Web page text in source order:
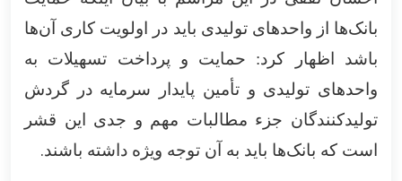
بانک‌ها از واحد‌های تولیدی باید در اولویت کاری آن‌ها
باشد اظهار کرد: حمایت و پرداخت تسهیلات به
واحد‌های تولیدی و تأمین پایدار سرمایه در گردش
تولیدکنندگان جزء مطالبات مهم و جدی این قشر
است که بانک‌ها باید به آن توجه ویژه داشته باشند.